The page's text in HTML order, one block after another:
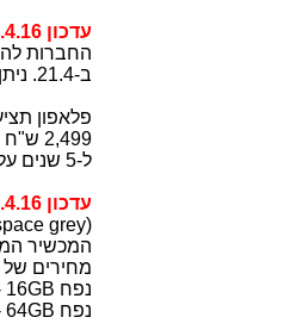
עדכון 18.4.16, 14:42
החברות
ב-21.4. ניתן להזמין שליח ולתאם אותו גם לחול המועד פסח.
פלאפון תציע את המכשיר בנפח
2,499 ש"ח והמחיר ל-
ל-5 שנים על המכשיר ועד 1,700 ש"ח הנחה ברכישת המכשיר החדש למחזירים סמארטפון ישן.
עדכון 21.4.16, 11:07
(
grey
המכשיר
מחירים של
נפח GB16 - 2,399 ₪ כולל מע"מ,
נפח GB64 - 2,999 ₪ כולל מע"מ.